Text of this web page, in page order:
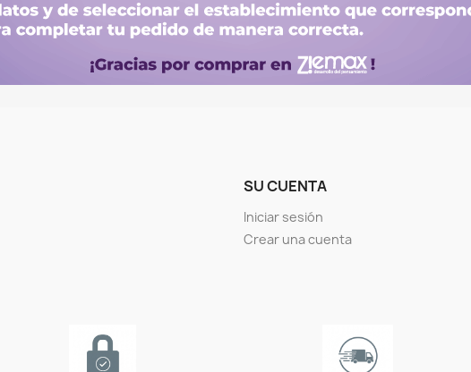
SU CUENTA
Iniciar sesión
Crear una cuenta